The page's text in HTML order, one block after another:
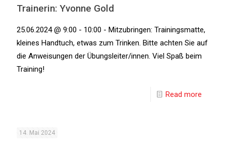
Trainerin: Yvonne Gold
25.06.2024 @ 9:00 - 10:00 - Mitzubringen: Trainingsmatte,
kleines Handtuch, etwas zum Trinken. Bitte achten Sie auf
die Anweisungen der Übungsleiter/innen. Viel Spaß beim
Training!
Read more
14. Mai 2024